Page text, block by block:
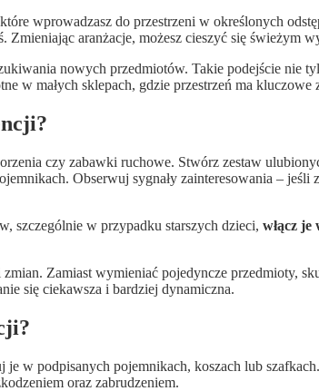
wprowadzasz do przestrzeni w określonych
aranżacje, możesz cieszyć się świeżym
nowych przedmiotów. Takie podejście nie
w małych sklepach, gdzie przestrzeń ma kluczowe
czy zabawki ruchowe. Stwórz zestaw
Obserwuj sygnały zainteresowania – jeśli
szczególnie w przypadku starszych dzieci, włącz
Zamiast wymieniać pojedyncze przedmioty,
się ciekawsza i bardziej dynamiczna.
w podpisanych pojemnikach, koszach lub szafkach.
oraz zabrudzeniem.